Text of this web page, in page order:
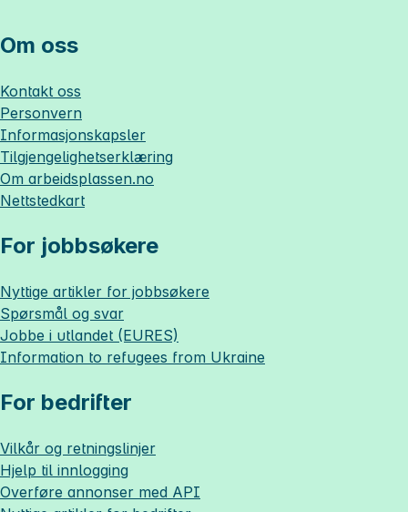
Om oss
Kontakt oss
Personvern
Informasjonskapsler
Tilgjengelighetserklæring
Om arbeidsplassen.no
Nettstedkart
For jobbsøkere
Nyttige artikler for jobbsøkere
Spørsmål og svar
Jobbe i utlandet (EURES)
Information to refugees from Ukraine
For bedrifter
Vilkår og retningslinjer
Hjelp til innlogging
Overføre annonser med API